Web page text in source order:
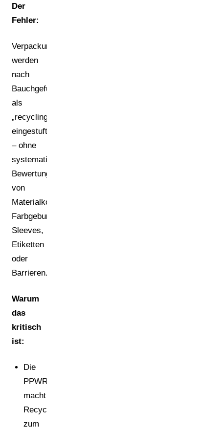
Der
Fehler:
Verpackungen
werden
nach
Bauchgefühl
als
„recyclingfähig“
eingestuft
– ohne
systematische
Bewertung
von
Materialkombinationen,
Farbgebungen,
Sleeves,
Etiketten
oder
Barrieren.
Warum
das
kritisch
ist:
Die
PPWR
macht
Recyclingfähigkeit
zum